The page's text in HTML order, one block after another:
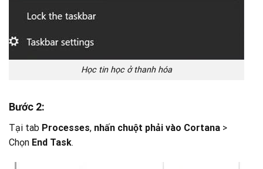
Học tin học ở thanh hóa
Bước 2:
Tại tab Processes, nhấn chuột phải vào Cortana >
Chọn End Task.